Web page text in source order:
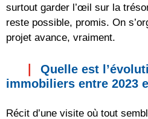
surtout garder l’œil sur la
reste possible, promis. On
projet avance, vraiment.
Quelle est
immobiliers entre 2023
Récit d’une visite où tout